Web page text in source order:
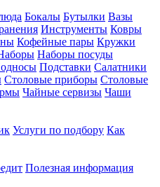
Бокалы Бутылки Вазы
Инструменты Ковры
Кофейные пары Кружки
Наборы посуды
Подставки Салатники
Столовые приборы Столовые
Чайные сервизы Чаши
Услуги по подбору Как
Полезная информация